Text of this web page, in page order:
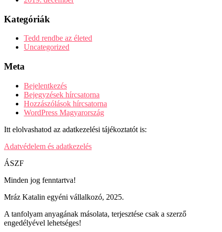
Kategóriák
Tedd rendbe az életed
Uncategorized
Meta
Bejelentkezés
Bejegyzések hírcsatorna
Hozzászólások hírcsatorna
WordPress Magyarország
Itt elolvashatod az adatkezelési tájékoztatót is:
Adatvédelem és adatkezelés
ÁSZF
Minden jog fenntartva!
Mráz Katalin egyéni vállalkozó, 2025.
A tanfolyam anyagának másolata, terjesztése csak a szerző
engedélyével lehetséges!